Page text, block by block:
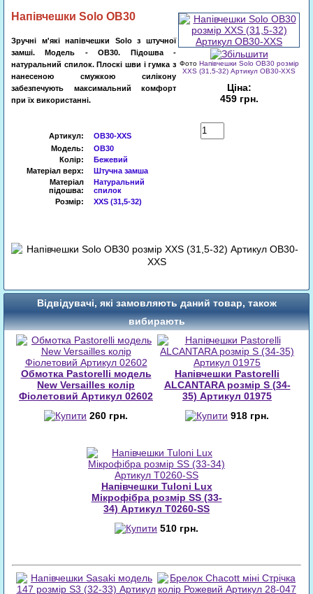
Фото Напівчешки Solo OB30 розмір
XXS (31,5-32) Артикул OB30-XXS
Ціна:
459 грн.
Напівчешки Solo OB30
Зручні м'які напівчешки Solo з штучної
замші. Модель - OB30. Підошва -
натуральний спилок. Плоскі шви і гумка з
нанесеною смужкою силікону
забезпечують максимальний комфорт
при їх використанні.
Артикул:
OB30-XXS
Модель:
OB30
Колір:
Бежевий
Матеріал верх:
Штучна замша
Матеріал
підошва:
Натуральний
спилок
Розмір:
XXS (31,5-32)
Відвідувачі, які замовляють даний товар, також
вибирають
Обмотка Pastorelli модель
New Versailles колір
Фіолетовий Артикул 02602
260 грн.
Напівчешки Pastorelli
ALCANTARA розмір S (34-
35) Артикул 01975
918 грн.
Напівчешки Tuloni Lux
Мікрофібра розмір SS (33-
34) Артикул T0260-SS
510 грн.